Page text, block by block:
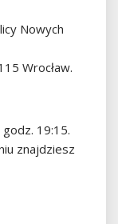
Nowych
Wrocław.
19:15.
znajdziesz